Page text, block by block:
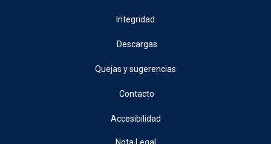
Integridad
Descargas
Quejas y sugerencias
Contacto
Accesibilidad